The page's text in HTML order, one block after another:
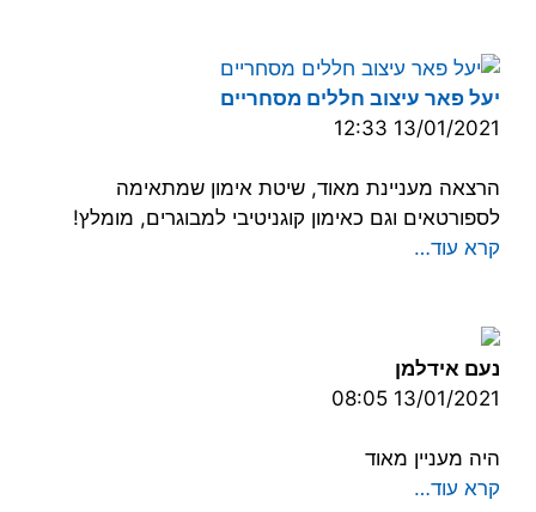
יעל פאר עיצוב חללים מסחריים
13/01/2021 12:33
הרצאה מעניינת מאוד, שיטת אימון שמתאימה
לספורטאים וגם כאימון קוגניטיבי למבוגרים, מומלץ!
קרא עוד…
נעם אידלמן
13/01/2021 08:05
היה מעניין מאוד
קרא עוד…